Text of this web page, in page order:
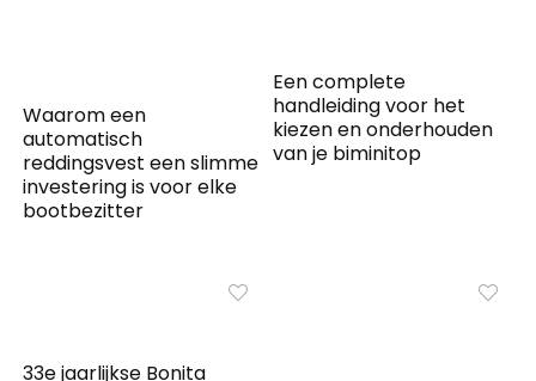
Waarom een
automatisch
reddingsvest een slimme
investering is voor elke
bootbezitter
Een complete
handleiding voor het
kiezen en onderhouden
van je biminitop
33e jaarlijkse Bonita